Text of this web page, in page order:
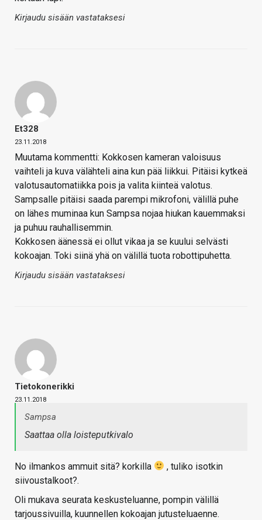
Kirjaudu sisään vastataksesi
Et328
23.11.2018
Muutama kommentti: Kokkosen kameran valoisuus
vaihteli ja kuva välähteli aina kun pää liikkui. Pitäisi kytkeä
valotusautomatiikka pois ja valita kiinteä valotus.
Sampsalle pitäisi saada parempi mikrofoni, välillä puhe
on lähes muminaa kun Sampsa nojaa hiukan kauemmaksi
ja puhuu rauhallisemmin.
Kokkosen äänessä ei ollut vikaa ja se kuului selvästi
kokoajan. Toki siinä yhä on välillä tuota robottipuhetta.
Kirjaudu sisään vastataksesi
Tietokonerikki
23.11.2018
Sampsa
Saattaa olla loisteputkivalo
No ilmankos ammuit sitä? korkilla
, tuliko isotkin
siivoustalkoot?.
Oli mukava seurata keskusteluanne, pompin välillä
tarjoussivuilla, kuunnellen kokoajan jutusteluaenne.